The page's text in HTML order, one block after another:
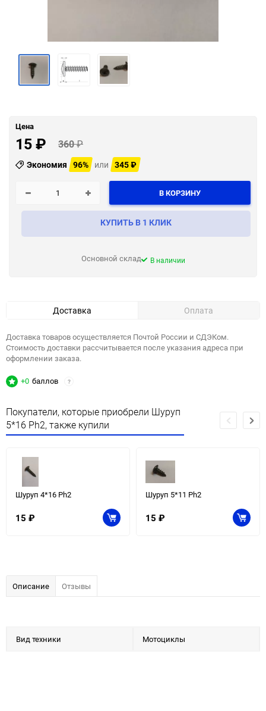
Цена
15₽ 360₽
Экономия 96% или 345₽
В КОРЗИНУ
КУПИТЬ В 1 КЛИК
Основной склад В наличии
Доставка Оплата
Доставка товаров осуществляется Почтой России и СДЭКом.
Стоимость доставки рассчитывается после указания адреса при
оформлении заказа.
+0 баллов ?
Покупатели, которые приобрели Шуруп
5*16 Ph2, также купили
Шуруп 4*16 Ph2
15 ₽
Шуруп 5*11 Ph2
15 ₽
Описание Отзывы
Вид техники Мотоциклы